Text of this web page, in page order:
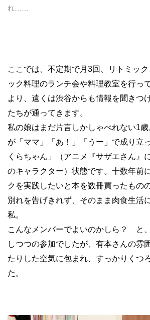
れ……
ここでは、不定期で月3回、リトミッ
ック料理のランチ会や料理教室を行っ
より、遠くは渋谷からも情報を聞きつ
たちが通ってきます。
私の娘はまだ片言しかしゃべれない1
が「ママ」「あ！」「うー」で成り立
くらちゃん」（アニメ『サザエさん』
のキャラクター）状態です。十数年前
クを実践したいと本を数冊買ったもの
別れを告げきれず、そのまま肉食生活
私。
こんなメンバーでよいのかしら？ と
しつつの参加でしたが、有本さんの雰
たりした空気に包まれ、すっかりくつ
た。